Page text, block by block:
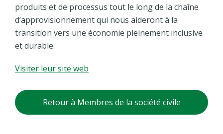
produits et de processus tout le long de la chaîne
d’approvisionnement qui nous aideront à la
transition vers une économie pleinement inclusive
et durable.
Visiter leur site web
Retour à Membres de la société civile